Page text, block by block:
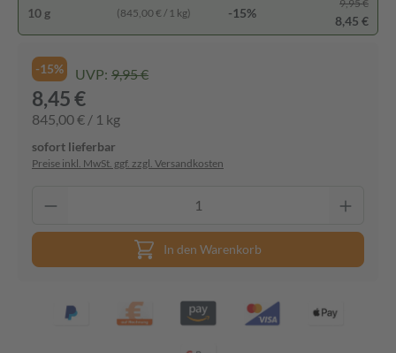
10 g (845,00 € / 1 kg) -15%
9,95 €
8,45 €
-15% UVP: 9,95 €
8,45 €
845,00 € / 1 kg
sofort lieferbar
Preise inkl. MwSt. ggf. zzgl. Versandkosten
In den Warenkorb